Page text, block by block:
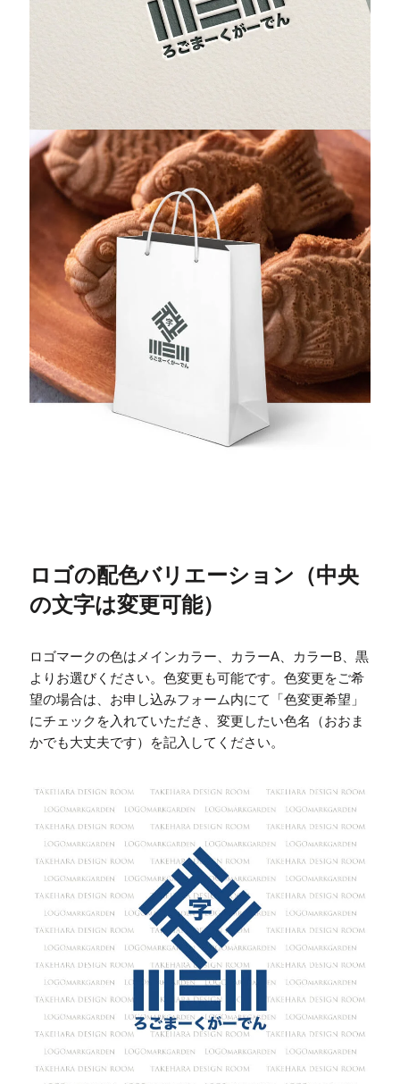
ロゴの配色バリエーション（中央
の文字は変更可能）
ロゴマークの色はメインカラー、カラーA、カラーB、黒
よりお選びください。色変更も可能です。色変更をご希
望の場合は、お申し込みフォーム内にて「色変更希望」
にチェックを入れていただき、変更したい色名（おおま
かでも大丈夫です）を記入してください。